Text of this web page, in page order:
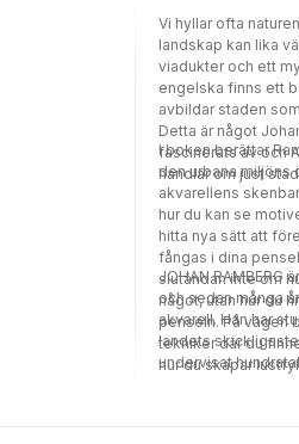
techniques to open
growth and self-
programme for
Way will help get
rediscover your
you need to change
Vi hyllar ofta
landskap kan lika
viadukter och ett
engelska finns ett
avbildar staden
Detta är något
fascinerats av och
handlar om just
I boken berättar
den urbana miljöns
akvarellens
hur du kan se
hitta nya sätt att
fångas i dina
slutändan inte om
något, utan hur du
penseln. På vägen
tekniker där du
hur du skapar
JOHAN RAMBERG
och sedan många
akvarell. Han har
landets
undervisat
det intuitiva